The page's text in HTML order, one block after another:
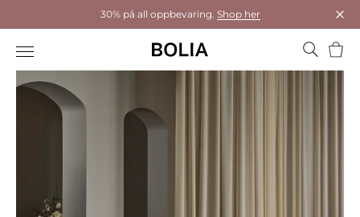
30% på all oppbevaring. Shop her